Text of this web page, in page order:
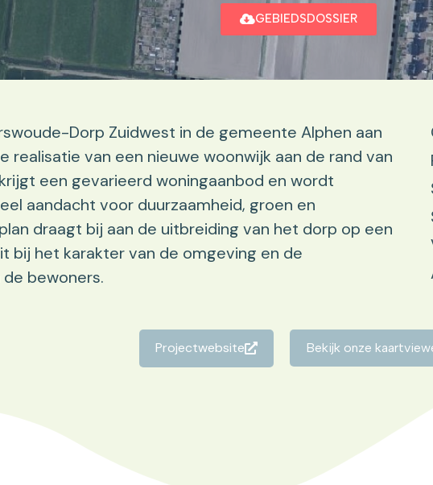
GEBIEDSDOSSIER
Dorp Zuidwest in de gemeente Alphen aan
realisatie van een nieuwe woonwijk aan de rand van
een gevarieerd woningaanbod en wordt
aandacht voor duurzaamheid, groen en
draagt bij aan de uitbreiding van het dorp op een
bij het karakter van de omgeving en de
bewoners.
Projectwebsite Bekijk onze